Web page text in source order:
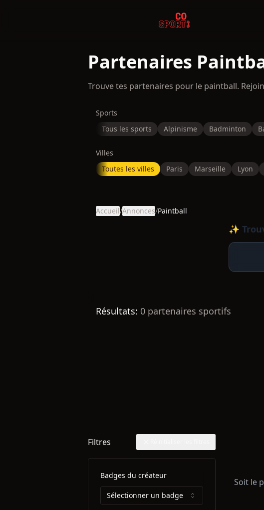
Partenaires
Trouve tes partenaires pour le paintball.
Sports
Tous les sports
Alpinisme Badminton
Villes
Toutes les villes
Paris Marseille Lyon
Accueil/Annonces/Paintball
✨
Résultats: 0 partenaires sportifs
Filtres
Badges du créateur
Sélectionner un badge
Soit le